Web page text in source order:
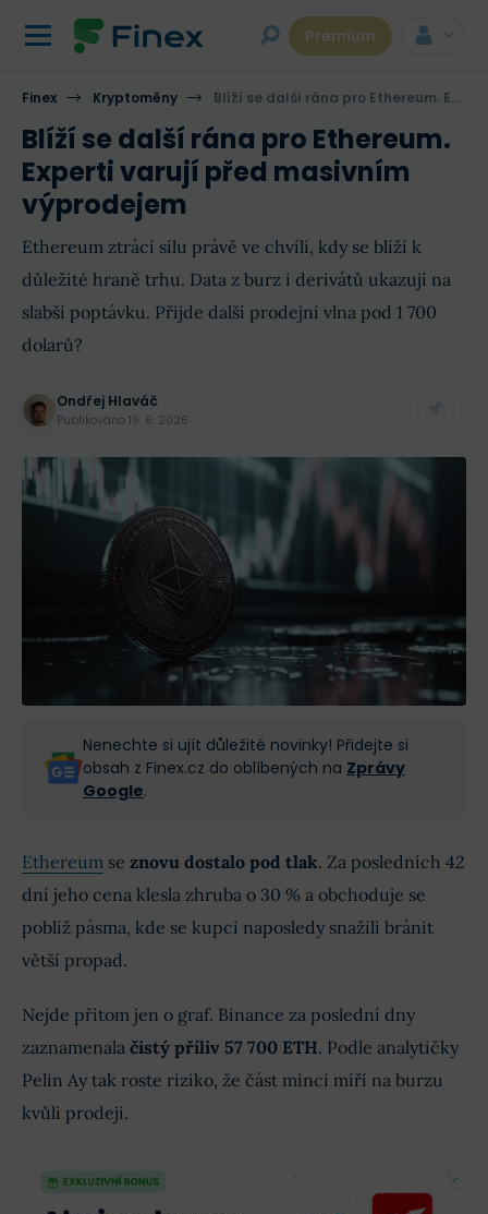
Premium
Finex Kryptoměny Blíží se další rána pro Ethereum. Experti varují před masivním výprodejem
Blíží se další rána pro Ethereum.
Experti varují před masivním
výprodejem
Ethereum ztrácí sílu právě ve chvíli, kdy se blíží k
důležité hraně trhu. Data z burz i derivátů ukazují na
slabší poptávku. Přijde další prodejní vlna pod 1 700
dolarů?
Ondřej Hlaváč
Publikováno 19. 6. 2026
Nenechte si ujít důležité novinky! Přidejte si
obsah z Finex.cz do oblíbených na Zprávy
Google.
Ethereum se znovu dostalo pod tlak. Za posledních 42
dní jeho cena klesla zhruba o 30 % a obchoduje se
poblíž pásma, kde se kupci naposledy snažili bránit
větší propad.
Nejde přitom jen o graf. Binance za poslední dny
zaznamenala čistý příliv 57 700 ETH. Podle analytičky
Pelin Ay tak roste riziko, že část mincí míří na burzu
kvůli prodeji.